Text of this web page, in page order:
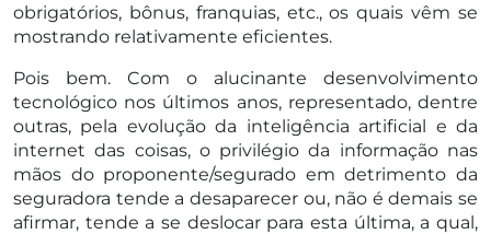
obrigatórios, bônus, franquias, etc., os quais vêm se
mostrando relativamente eficientes.
Pois bem. Com o alucinante desenvolvimento
tecnológico nos últimos anos, representado, dentre
outras, pela evolução da inteligência artificial e da
internet das coisas, o privilégio da informação nas
mãos do proponente/segurado em detrimento da
seguradora tende a desaparecer ou, não é demais se
afirmar, tende a se deslocar para esta última, a qual,